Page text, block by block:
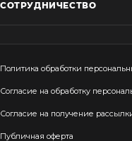
СОТРУДНИЧЕСТВО
Политика обработки
Согласие на обработку
Согласие на получение
Публичная оферта